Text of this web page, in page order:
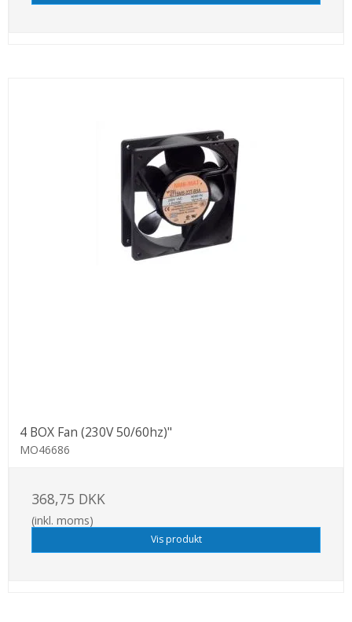
4 BOX Fan (230V 50/60hz)"
MO46686
368,75 DKK
(inkl. moms)
Vis produkt